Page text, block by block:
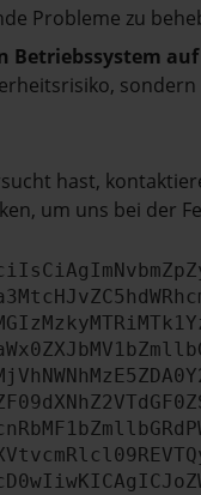
Probleme zu
Betriebssystem
hast,
um uns bei der